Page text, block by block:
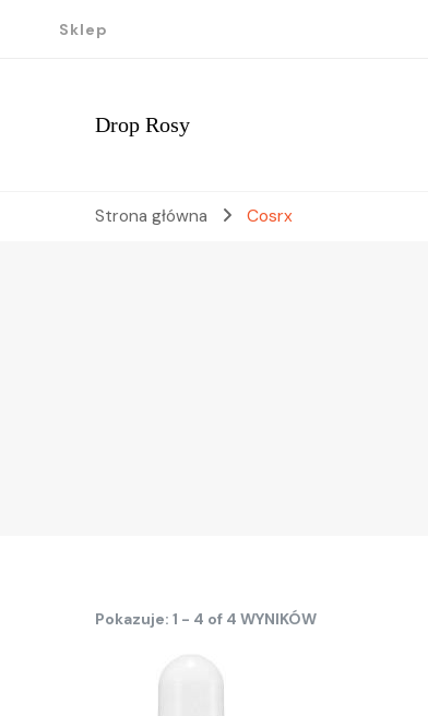
Sklep
Drop Rosy
Strona główna Cosrx
Pokazuje: 1 - 4 of 4 WYNIKÓW